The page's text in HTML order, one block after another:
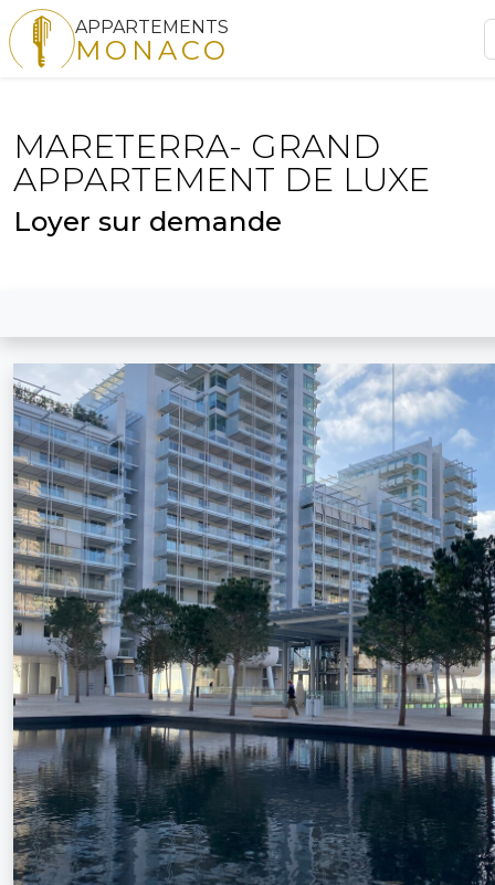
APPARTEMENTS
MONACO
MARETERRA- GRAND
APPARTEMENT DE LUXE
Loyer sur demande